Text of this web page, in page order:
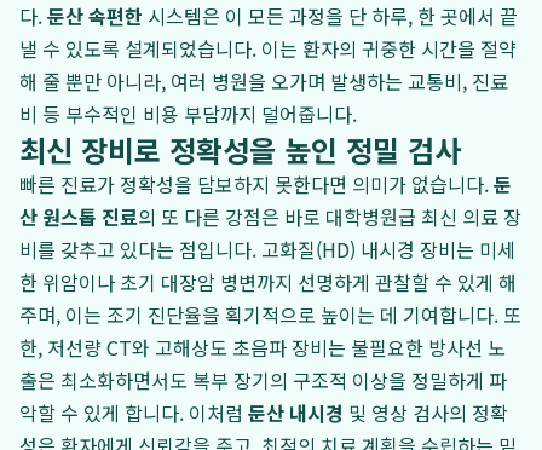
다.둔산 속편한 시스템은 이 모든 과정을 단 하루, 한 곳에서 끝
낼 수 있도록 설계되었습니다. 이는 환자의 귀중한 시간을 절약
해 줄 뿐만 아니라, 여러 병원을 오가며 발생하는 교통비, 진료
비 등 부수적인 비용 부담까지 덜어줍니다.
최신 장비로 정확성을 높인 정밀 검사
빠른 진료가 정확성을 담보하지 못한다면 의미가 없습니다.둔
산 원스톱 진료의 또 다른 강점은 바로 대학병원급 최신 의료 장
비를 갖추고 있다는 점입니다. 고화질(HD) 내시경 장비는 미세
한 위암이나 초기 대장암 병변까지 선명하게 관찰할 수 있게 해
주며, 이는 조기 진단율을 획기적으로 높이는 데 기여합니다. 또
한, 저선량 CT와 고해상도 초음파 장비는 불필요한 방사선 노
출은 최소화하면서도 복부 장기의 구조적 이상을 정밀하게 파
악할 수 있게 합니다. 이처럼 둔산 내시경 및 영상 검사의 정확